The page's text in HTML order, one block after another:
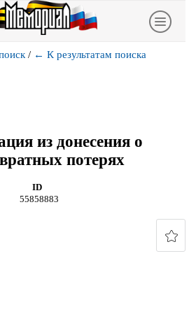
/ ← К результатам поиска
из донесения о
потерях
ID
55858883